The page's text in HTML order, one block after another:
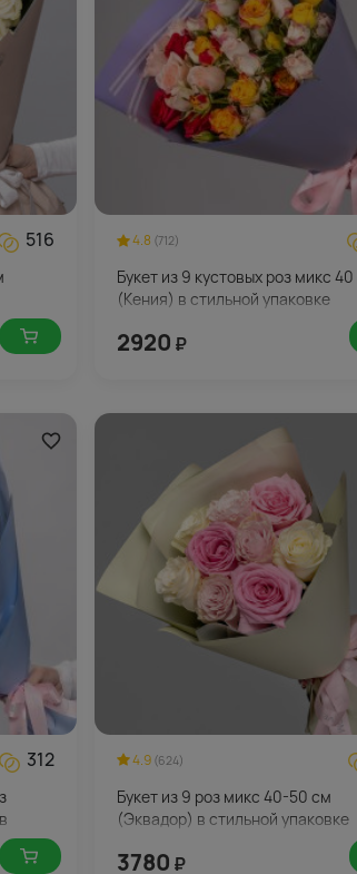
516 4.8 (712)
Букет из 9 кустовых роз микс
(Кения) в стильной упаковке
2920 ₽
312 4.9 (624)
Букет из 9 роз микс 40-50 см
(Эквадор) в стильной упаковке
3780 ₽